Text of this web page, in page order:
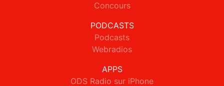
Concours
PODCASTS
Podcasts
Webradios
APPS
ODS Radio sur iPhone